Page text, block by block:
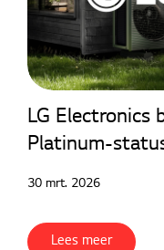
LG Electronics
Platinum-
30 mrt. 2026
Lees meer